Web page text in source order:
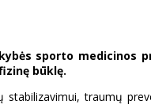
sporto
būklę.
stabilizavimui, traumų